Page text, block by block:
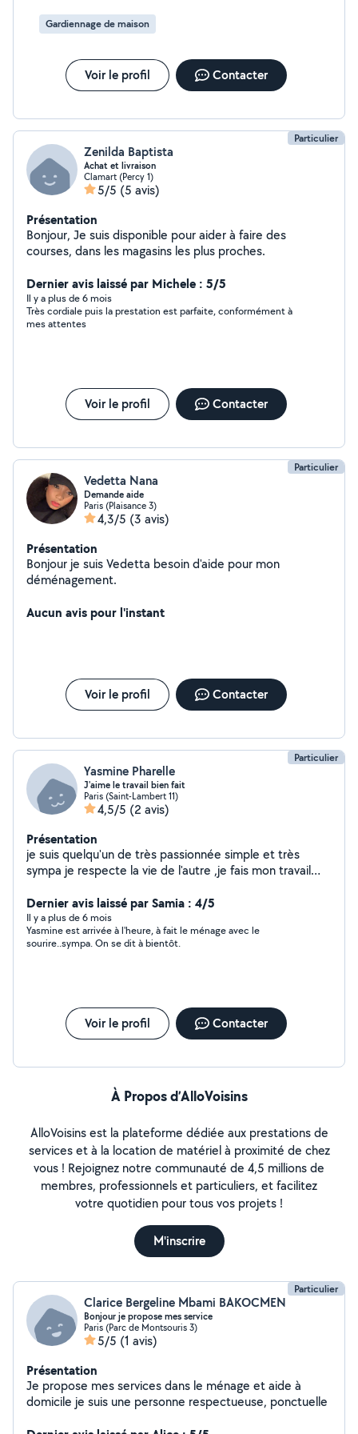
contacter
Gardiennage de maison
Voir le profil Contacter
Particulier
Zenilda Baptista
Achat et livraison
Clamart (Percy 1)
5/5 (5 avis)
Présentation
Bonjour, Je suis disponible pour aider à faire des
courses, dans les magasins les plus proches.
Dernier avis laissé par Michele : 5/5
Il y a plus de 6 mois
Très cordiale puis la prestation est parfaite, conformément à
mes attentes
Voir le profil Contacter
Particulier
Vedetta Nana
Demande aide
Paris (Plaisance 3)
4,3/5 (3 avis)
Présentation
Bonjour je suis Vedetta besoin d'aide pour mon
déménagement.
Aucun avis pour l'instant
Voir le profil Contacter
Particulier
Yasmine Pharelle
J'aime le travail bien fait
Paris (Saint-Lambert 11)
4,5/5 (2 avis)
Présentation
je suis quelqu'un de très passionnée simple et très
sympa je respecte la vie de l'autre ,je fais mon travail
ponctuelle vous ne serez pas déçu ,je fais le ménage
dans des bureaux a domicile et aussi je m'occupe des
personnes âgés merci de me contacter bonne journée à
vous
Dernier avis laissé par Samia : 4/5
Il y a plus de 6 mois
Yasmine est arrivée à l'heure, à fait le ménage avec le
sourire..sympa. On se dit à bientôt.
Voir le profil Contacter
À Propos d’AlloVoisins
AlloVoisins est la plateforme dédiée aux prestations de
services et à la location de matériel à proximité de chez
vous ! Rejoignez notre communauté de 4,5 millions de
membres, professionnels et particuliers, et facilitez
votre quotidien pour tous vos projets !
M'inscrire
Particulier
Clarice Bergeline Mbami BAKOCMEN
Bonjour je propose mes service
Paris (Parc de Montsouris 3)
5/5 (1 avis)
Présentation
Je propose mes services dans le ménage et aide à
domicile je suis une personne respectueuse, ponctuelle